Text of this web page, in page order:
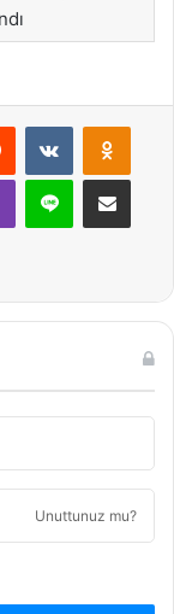
Reddit VKontakte
Viber Line E-Posta ile
Unuttunuz mu?